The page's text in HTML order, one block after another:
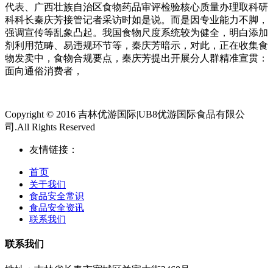
代表、广西壮族自治区食物药品审评检验核心质量办理取科研
科科长秦庆芳接管记者采访时如是说。而是因专业能力不脚，
强调宣传等乱象凸起。我国食物尺度系统较为健全，明白添加
剂利用范畴、易违规环节等，秦庆芳暗示，对此，正在收集食
物发卖中，食物合规要点，秦庆芳提出开展分人群精准宣贯：
面向通俗消费者，
Copyright © 2016 吉林优游国际|UB8优游国际食品有限公
司.All Rights Reserved
友情链接：
首页
关于我们
食品安全常识
食品安全资讯
联系我们
联系我们